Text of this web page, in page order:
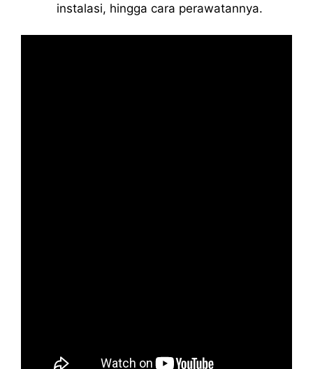
instalasi, hingga cara perawatannya.